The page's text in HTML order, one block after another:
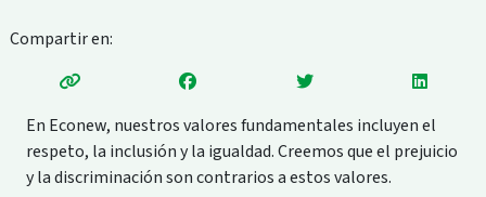
Compartir en:
En Econew, nuestros valores fundamentales incluyen el
respeto, la inclusión y la igualdad. Creemos que el prejuicio
y la discriminación son contrarios a estos valores.